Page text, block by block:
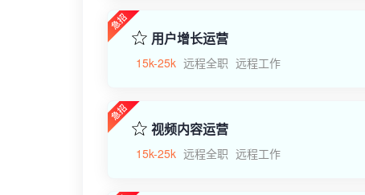
用户增长运营
15k-25k 远程全职 远程工作
视频内容运营
15k-25k 远程全职 远程工作